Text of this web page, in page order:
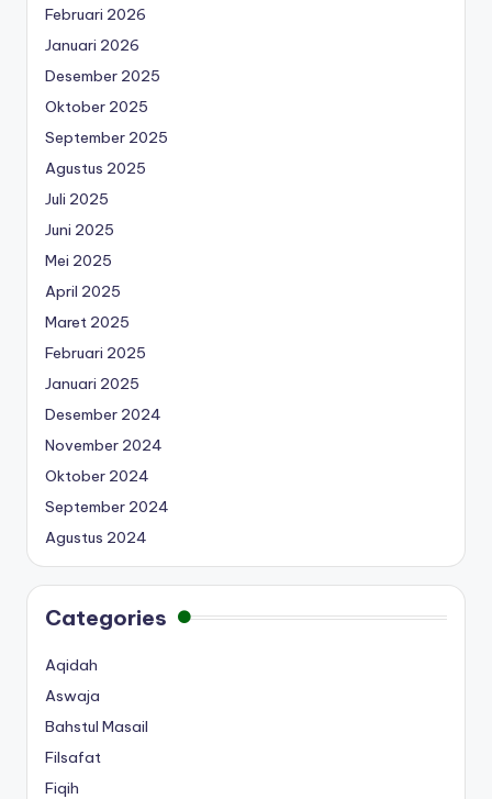
Februari 2026
Januari 2026
Desember 2025
Oktober 2025
September 2025
Agustus 2025
Juli 2025
Juni 2025
Mei 2025
April 2025
Maret 2025
Februari 2025
Januari 2025
Desember 2024
November 2024
Oktober 2024
September 2024
Agustus 2024
Categories
Aqidah
Aswaja
Bahstul Masail
Filsafat
Fiqih